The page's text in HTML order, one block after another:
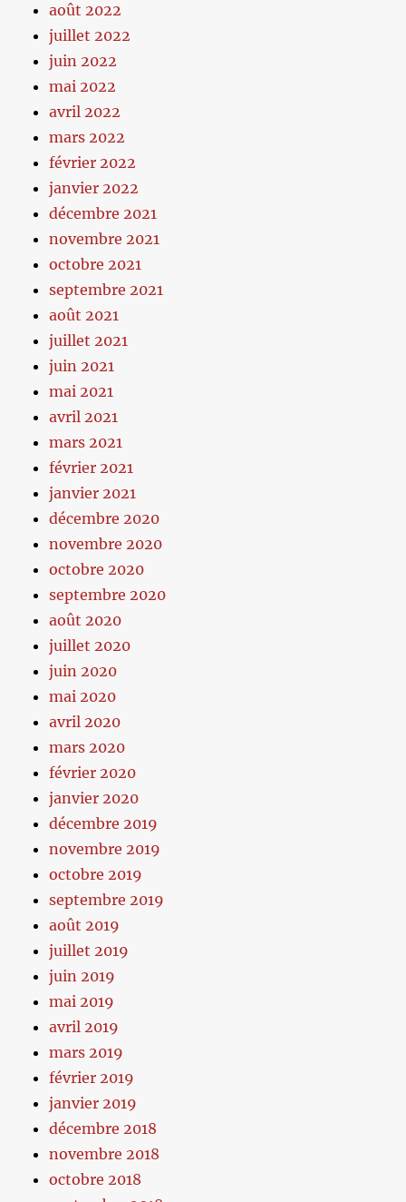
août 2022
juillet 2022
juin 2022
mai 2022
avril 2022
mars 2022
février 2022
janvier 2022
décembre 2021
novembre 2021
octobre 2021
septembre 2021
août 2021
juillet 2021
juin 2021
mai 2021
avril 2021
mars 2021
février 2021
janvier 2021
décembre 2020
novembre 2020
octobre 2020
septembre 2020
août 2020
juillet 2020
juin 2020
mai 2020
avril 2020
mars 2020
février 2020
janvier 2020
décembre 2019
novembre 2019
octobre 2019
septembre 2019
août 2019
juillet 2019
juin 2019
mai 2019
avril 2019
mars 2019
février 2019
janvier 2019
décembre 2018
novembre 2018
octobre 2018